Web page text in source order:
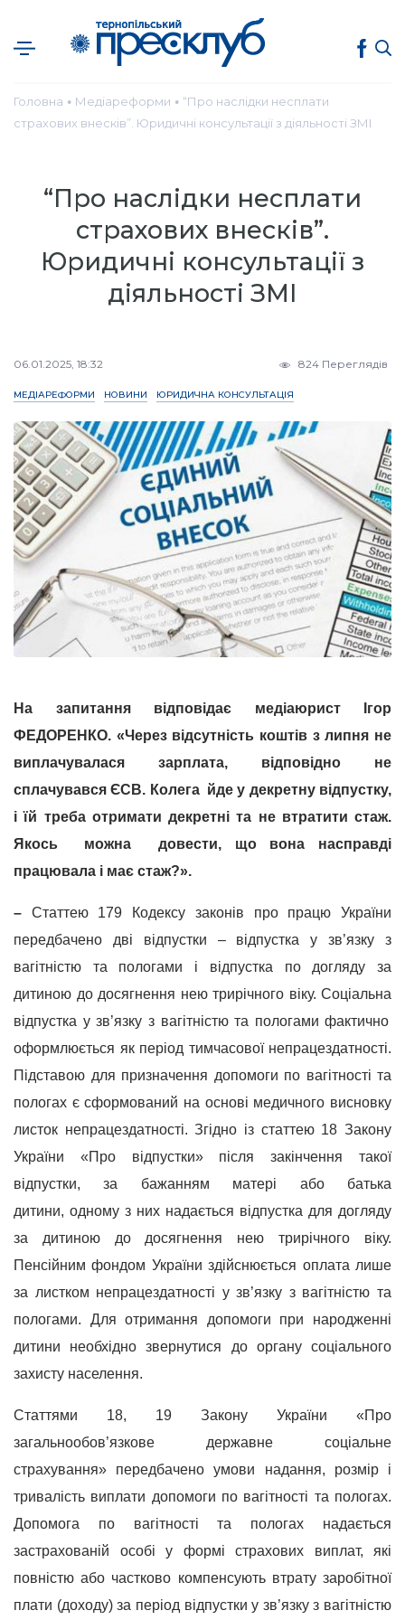
Головна ● Медіареформи ● “Про наслідки несплати
страхових внесків”. Юридичні консультації з діяльності ЗМІ
“Про наслідки несплати
страхових внесків”.
Юридичні консультації з
діяльності ЗМІ
06.01.2025, 18:32 824 Переглядів
МЕДІАРЕФОРМИ НОВИНИ ЮРИДИЧНА КОНСУЛЬТАЦІЯ
На запитання відповідає медіаюрист Ігор
ФЕДОРЕНКО. «Через відсутність коштів з липня не
виплачувалася зарплата, відповідно не
сплачувався ЄСВ. Колега йде у декретну відпустку,
і їй треба отримати декретні та не втратити стаж.
Якось можна довести, що вона насправді
працювала і має стаж?».
– Статтею 179 Кодексу законів про працю України
передбачено дві відпустки – відпустка у зв’язку з
вагітністю та пологами і відпустка по догляду за
дитиною до досягнення нею трирічного віку. Соціальна
відпустка у зв’язку з вагітністю та пологами фактично
оформлюється як період тимчасової непрацездатності.
П ідставою для призначення допомоги по вагітності та
пологах є сформований на основі медичного висновку
листок непрацездатності. Згідно із статтею 18 Закону
України «Про відпустки» після закінчення такої
відпустки, за бажанням матері або батька
дитини, одному з них надається відпустка для догляду
за дитиною до досягнення нею трирічного віку.
Пенсійним фондом України здійснюється оплата лише
за листком непрацездатності у зв’язку з вагітністю та
пологами. Для отримання допомоги при народженні
дитини необхідно звернутися до органу соціального
захисту населення.
Статтями 18, 19 Закону України «Про
загальнообов’язкове державне соціальне
страхування» передбачено умови надання, розмір і
тривалість виплати допомоги по вагітності та пологах.
Допомога по вагітності та пологах надається
застрахованій особі у формі страхових виплат, які
повністю або частково компенсують втрату заробітної
плати (доходу) за період відпустки у зв’язку з вагітністю